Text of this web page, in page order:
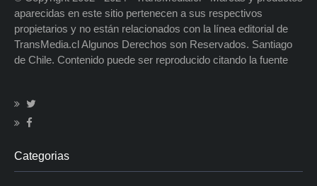
aparecidas en este sitio pertenecen a sus respectivos
propietarios y no están relacionados con la línea editorial de
TransMedia.cl Algunos Derechos son Reservados. Santiago
de Chile. Contenido puede ser reproducido citando la fuente
Categorias